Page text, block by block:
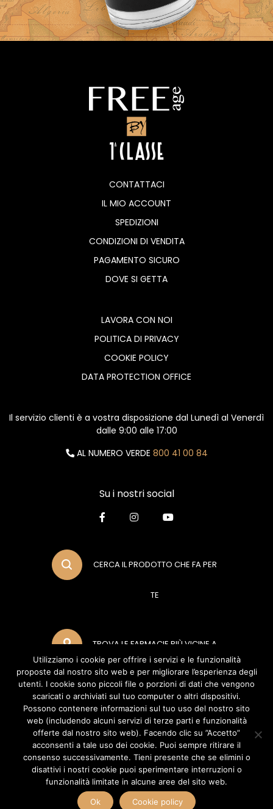
CONTATTACI
IL MIO ACCOUNT
SPEDIZIONI
CONDIZIONI DI VENDITA
PAGAMENTO SICURO
DOVE SI GETTA
LAVORA CON NOI
POLITICA DI PRIVACY
COOKIE POLICY
DATA PROTECTION OFFICE
Il servizio clienti è a vostra disposizione dal Lunedì al Venerdì
dalle 9:00 alle 17:00
AL NUMERO VERDE 800 41 00 84
Su i nostri social
CERCA IL PRODOTTO CHE FA PER
TE
TROVA LE FARMACIE PIÙ VICINE A
TE
METODI DI PAGAMENTO
POLIFARMA BENESSERE S.R.L (Socio Unico Polifarma S.P.A) Via del Poggio
Laurentino, 2 - 00144 - Roma (RM) - P.IVA 04888070960 Copyright ©
2026 Polifarma Benessere, Tutti I Diritti Riservati.
Utilizziamo i cookie per offrire i servizi e le funzionalità
proposte dal nostro sito web e per migliorare l’esperienza degli
utenti. I cookie sono piccoli file o porzioni di dati che vengono
scaricati o archiviati sul tuo computer o altri dispositivi.
Possono contenere informazioni sul tuo uso del nostro sito
web (includendo alcuni servizi di terze parti e funzionalità
offerte dal nostro sito web). Facendo clic su ”Accetto”
acconsenti a tale uso dei cookie. Puoi sempre ritirare il
consenso successivamente. Tieni presente che se elimini o
disattivi i nostri cookie puoi sperimentare interruzioni o
funzionalità limitate in alcune aree del sito web.
Ok Cookie policy